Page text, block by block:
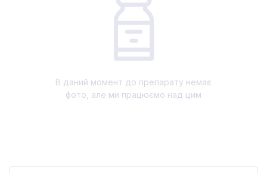
В даний момент до препарату немає
фото, але ми працюємо над цим